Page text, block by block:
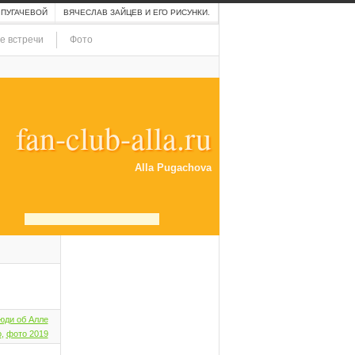
fan-club-alla.ru
Alla Pugachova
ВЯЧЕСЛАВ ЗАЙЦЕВ И ЕГО РИСУНКИ.
встречи Фото
об Алле
, фото 2019